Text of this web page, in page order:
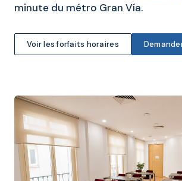
minute du métro Gran Vía.
Voir les forfaits horaires